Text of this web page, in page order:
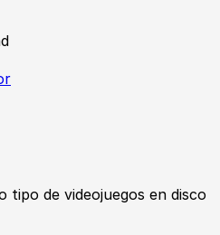
tipo de videojuegos en disco